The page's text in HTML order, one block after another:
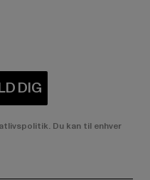
DIG
Du kan til enhver